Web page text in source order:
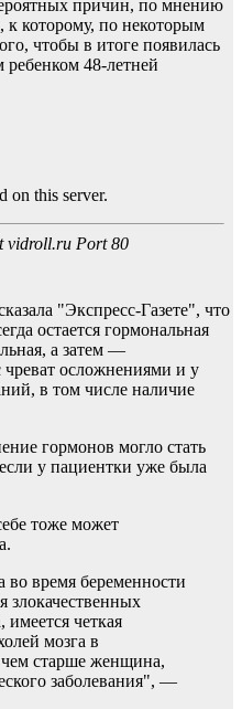
причин, по мнению
к которому, по некоторым
чтобы в итоге появилась
ребенком 48-летней
"Экспресс-Газете", что
остается гормональная
а затем —
осложнениями и у
в том числе наличие
гормонов могло стать
у пациентки уже была
тоже может
во время беременности
злокачественных
имеется четкая
мозга в
старше женщина,
заболевания", —